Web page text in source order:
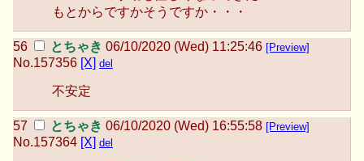
もとからですかそうですか・・・
とちゃき 06/10/2020 (Wed) 11:25:46 [Preview]
No.157356 [X] del
不安定
とちゃき 06/10/2020 (Wed) 16:55:58 [Preview]
No.157364 [X] del